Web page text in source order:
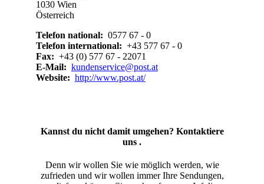
1030 Wien
Österreich
Telefon national: 0577 67 - 0
Telefon international: +43 577 67 - 0
Fax: +43 (0) 577 67 - 22071
E-Mail: kundenservice@post.at
Website: http://www.post.at/
Kannst du nicht damit umgehen? Kontaktiere
uns .
Denn wir wollen Sie wie möglich werden, wie
zufrieden und wir wollen immer Ihre Sendungen,